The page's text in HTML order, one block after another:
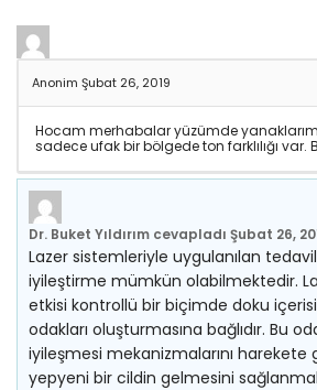
Anonim Şubat 26, 2019
Hocam merhabalar yüzümde
sadece ufak bir bölgede ton farklılığı var.
Dr. Buket Yıldırım cevapladı Şubat 26,
Lazer sistemleriyle uygulanılan
iyileştirme mümkün olabilmektedir.
etkisi kontrollü bir biçimde doku
odakları oluşturmasına bağlıdır. Bu
iyileşmesi mekanizmalarını
yepyeni bir cildin gelmesini